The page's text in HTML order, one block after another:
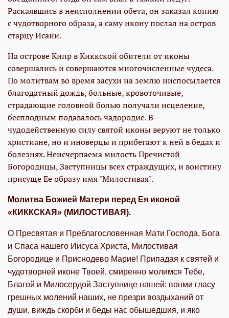
Раскаявшись в неисполнении обета, он заказал копию
с чудотворного образа, а саму икону послал на остров
старцу Исаии.
На острове Кипр в Киккской обители от иконы
совершались и совершаются многочисленные чудеса.
По молитвам во время засухи на землю ниспосылается
благодатный дождь, больные, кровоточивые,
страдающие головной болью получали исцеление,
бесплодным подавалось чадородие. В
чудодейственную силу святой иконы веруют не только
христиане, но и иноверцы и прибегают к ней в бедах и
болезнях. Неисчерпаема милость Пречистой
Богородицы, Заступницы всех страждущих, и воистину
присуще Ее образу имя "Милостивая".
Молитва Божией Матери перед Ея иконой
«КИККСКАЯ» (МИЛОСТИВАЯ).
О Пресвятая и Преблагословенная Мати Господа, Бога
и Спаса нашего Иисуса Христа, Милостивая
Богородице и Приснодево Марие! Припадая к святей и
чудотворней иконе Твоей, смиренно молимся Тебе,
Благой и Милосердой Заступнице нашей: вонми гласу
грешных молений наших, не презри воздыханий от
души, виждь скорби и беды нас обышедшия, и яко